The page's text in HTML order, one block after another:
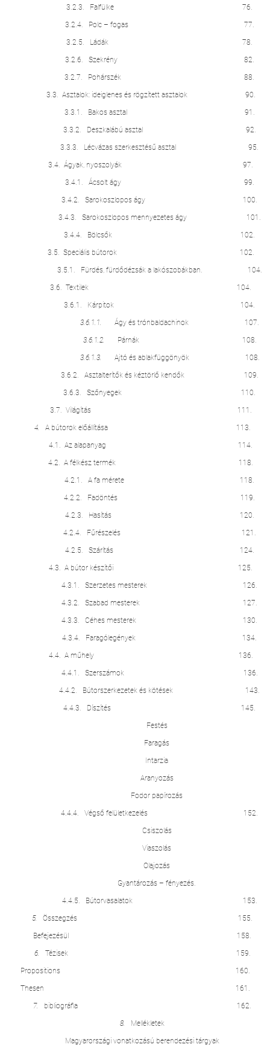
3.2.3. Falfülke 76.
3.2.4. Polc – fogas 77.
3.2.5. Ládák 78.
3.2.6. Szekrény 82.
3.2.7. Pohárszék 88.
3.3. Asztalok: ideiglenes és rögzített asztalok 90.
3.3.1. Bakos asztal 91.
3.3.2. Deszkalábú asztal 92.
3.3.3. Lécvázas szerkesztésű asztal 95.
3.4. Ágyak, nyoszolyák 97.
3.4.1. Ácsolt ágy 99.
3.4.2. Sarokoszlopos ágy 100.
3.4.3. Sarokoszlopos mennyezetes ágy 101.
3.4.4. Bölcsők 102.
3.5. Speciális bútorok 102.
3.5.1. Fürdés, fürdődézsák a lakószobákban. 104.
3.6. Textilek 104.
3.6.1. Kárpitok 104.
3.6.1.1.Ágy és trónbaldachinok 107.
3.6.1.2. Párnák 108.
3.6.1.3. Ajtó és ablakfüggönyök 108.
3.6.2. Asztalterítők és kéztörlő kendők 109.
3.6.3. Szőnyegek 110.
3.7. Világítás 111.
4. A bútorok előállítása 113.
4.1. Az alapanyag 114.
4.2. A félkész termék 118.
4.2.1. A fa mérete 118.
4.2.2. Fadöntés 119.
4.2.3. Hasítás 120.
4.2.4. Fűrészelés 121.
4.2.5. Szárítás 124.
4.3. A bútor készítői 125.
4.3.1. Szerzetes mesterek 126.
4.3.2. Szabad mesterek 127.
4.3.3. Céhes mesterek 130.
4.3.4. Faragólegények 134.
4.4. A műhely 136.
4.4.1. Szerszámok 136.
4.4.2. Bútorszerkezetek és kötések 143.
4.4.3. Díszítés 145.
Festés
Faragás
Intarzia
Aranyozás
Fodor papírozás
4.4.4. Végső felületkezelés 152.
Csiszolás
Viaszolás
Olajozás
Gyantározás – fényezés.
4.4.5. Bútorvasalatok 153.
5. Összegzés 155.
Befejezésül 158.
6. Tézisek 159.
Propositions 160.
Thesen 161.
7. bibliográfia 162.
8. Mellékletek
Magyarországi vonatkozású berendezési tárgyak